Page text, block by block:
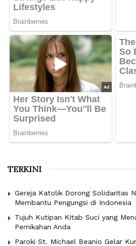
TERKINI
Gereja Katolik Dorong Solidaritas
Membantu Pengungsi di Indonesia
Tujuh Kutipan Kitab Suci yang
Pernikahan Anda
Paroki St. Michael Beanio Gelar